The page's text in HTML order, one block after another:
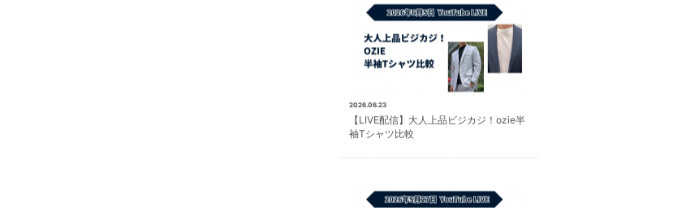
2026.06.23
【LIVE配信】大人上品ビジカジ！ozie半
袖Tシャツ比較